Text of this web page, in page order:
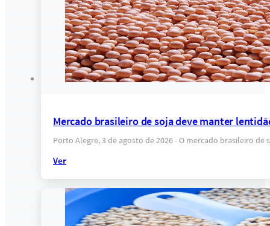
Mercado brasileiro de soja deve manter
Porto Alegre, 3 de agosto de 2026 - O mercado brasileiro
Ver